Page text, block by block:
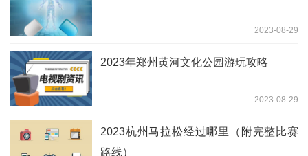
2023-08-29
2023年郑州黄河文化公园游玩攻略
2023-08-29
2023杭州马拉松经过哪里（附完整比赛
路线）